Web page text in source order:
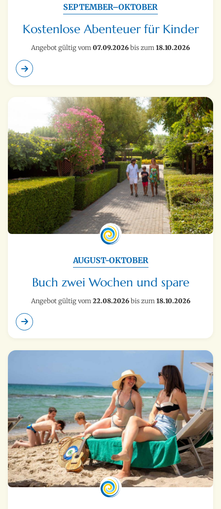
SEPTEMBER–OKTOBER
Kostenlose Abenteuer für Kinder
Angebot gültig vom07.09.2026bis zum18.10.2026
AUGUST-OKTOBER
Buch zwei Wochen und spare
Angebot gültig vom22.08.2026bis zum18.10.2026